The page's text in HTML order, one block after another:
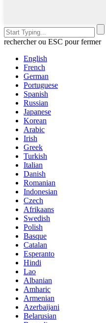
rechercher ou ESC pour fermer
English
French
German
Portuguese
Spanish
Russian
Japanese
Korean
Arabic
Irish
Greek
Turkish
Italian
Danish
Romanian
Indonesian
Czech
Afrikaans
Swedish
Polish
Basque
Catalan
Esperanto
Hindi
Lao
Albanian
Amharic
Armenian
Azerbaijani
Belarusian